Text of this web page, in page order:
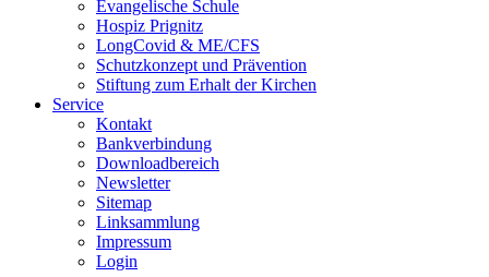
Evangelische Schule
Hospiz Prignitz
LongCovid & ME/CFS
Schutzkonzept und Prävention
Stiftung zum Erhalt der Kirchen
Service
Kontakt
Bankverbindung
Downloadbereich
Newsletter
Sitemap
Linksammlung
Impressum
Login